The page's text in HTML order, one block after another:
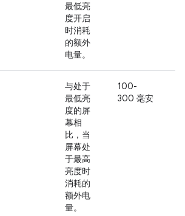
最低亮
度开启
时消耗
的额外
电量。
与处于
最低亮
度的屏
幕相
比，当
屏幕处
于最高
亮度时
消耗的
额外电
量。
100-
300 毫安